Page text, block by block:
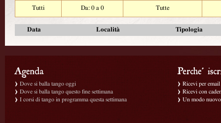
Tutti
Da: 0 a 0 Tutte
Data Località Tipologia
Dove si balla tango oggi
Dove si balla tango questo fine settimana
I corsi di tango in programma questa settimana
Ricevi per
Ricevi con
Un modo